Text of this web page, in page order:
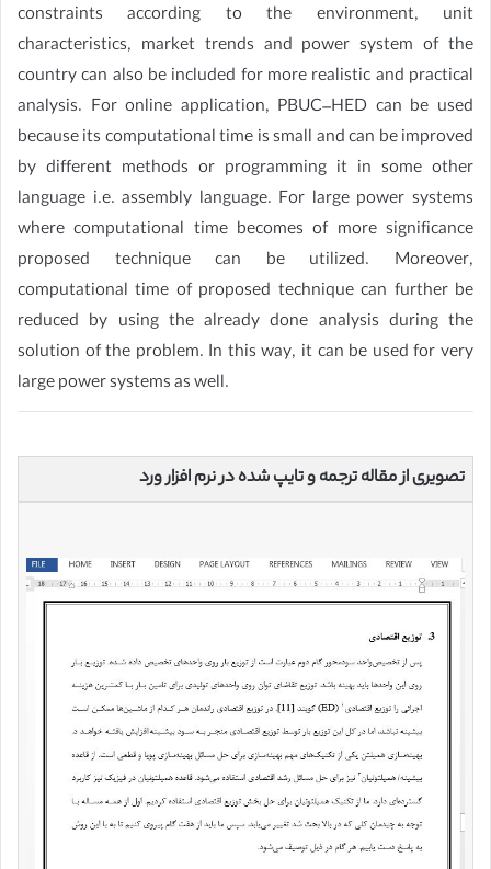
constraints according to the environment, unit
characteristics, market trends and power system of the
country can also be included for more realistic and practical
analysis. For online application, PBUC–HED can be used
because its computational time is small and can be improved
by different methods or programming it in some other
language i.e. assembly language. For large power systems
where computational time becomes of more significance
proposed technique can be utilized. Moreover,
computational time of proposed technique can further be
reduced by using the already done analysis during the
solution of the problem. In this way, it can be used for very
large power systems as well.
تصویری از مقاله ترجمه و تایپ شده در نرم افزار ورد